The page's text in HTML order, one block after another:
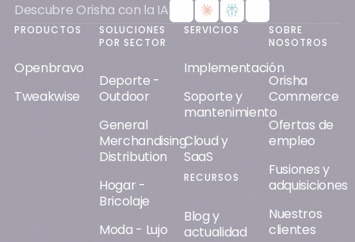
Descubre Orisha con la IA
PRODUCTOS
Openbravo
Tweakwise
SOLUCIONES
POR SECTOR
Deporte -
Outdoor
General
Merchandising
Distribution
Hogar -
Bricolaje
Moda - Lujo
SERVICIOS
Implementación
Soporte y
mantenimiento
Cloud y
SaaS
RECURSOS
Blog y
actualidad
SOBRE
NOSOTROS
Orisha
Commerce
Ofertas de
empleo
Fusiones y
adquisiciones
Nuestros
clientes